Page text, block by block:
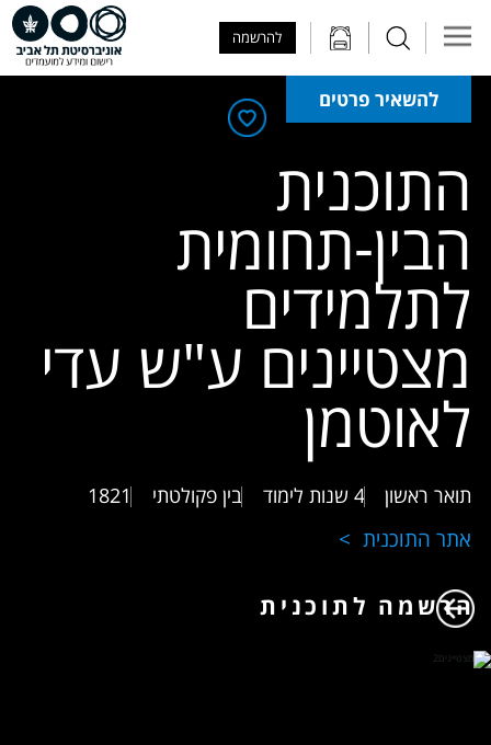
להרשמה
להשאיר פרטים
התוכנית
הבין-תחומית
לתלמידים
מצטיינים ע"ש עדי
לאוטמן
תואר ראשון 4 שנות לימוד בין פקולטתי 1821
אתר התוכנית
הרשמה לתוכנית